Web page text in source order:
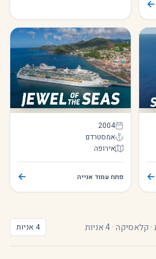
←
←
Jewel of the Seas
2004
אמסטרדם
אירופה
פתח עמוד אנייה ←
· 4 אניות 4 אניות